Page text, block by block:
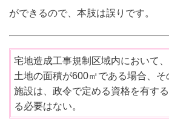
ができるので、本肢は誤りです。
宅地造成工事規制区域内において
土地の面積が600㎡である場合、
施設は、政令で定める資格を有す
る必要はない。